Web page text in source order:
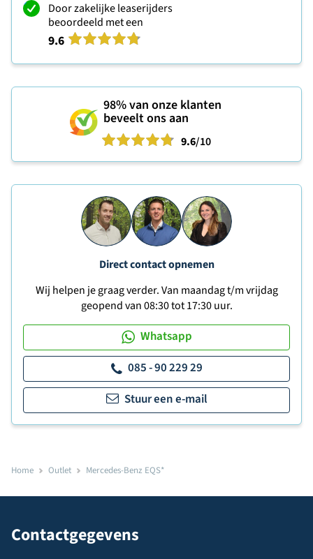
Door zakelijke leaserijders
beoordeeld met een
9.6
98%van onze klanten
beveelt ons aan
9.6/10
Direct contact opnemen
Wij helpen je graag verder. Van maandag t/m vrijdag
geopend van 08:30 tot 17:30 uur.
Whatsapp
085 - 90 229 29
Stuur een e-mail
Home Outlet Mercedes-Benz EQS*
Contactgegevens